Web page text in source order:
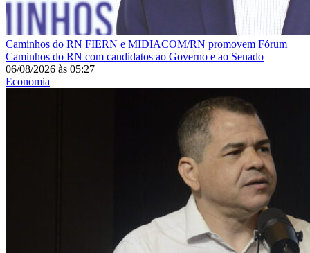
Caminhos do RN FIERN e MIDIACOM/RN promovem Fórum
Caminhos do RN com candidatos ao Governo e ao Senado
06/08/2026 às 05:27
Economia